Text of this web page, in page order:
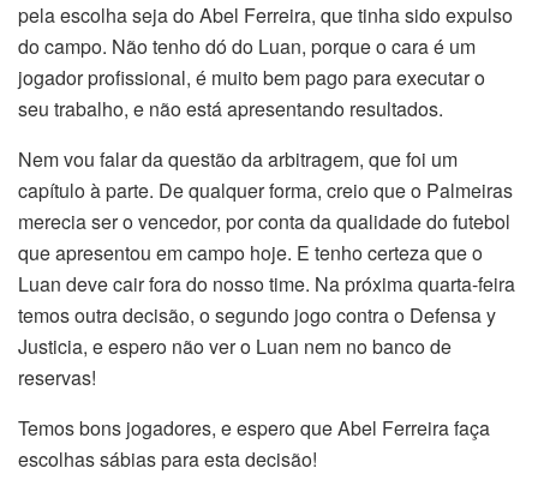
pela escolha seja do Abel Ferreira, que tinha sido expulso
do campo. Não tenho dó do Luan, porque o cara é um
jogador profissional, é muito bem pago para executar o
seu trabalho, e não está apresentando resultados.
Nem vou falar da questão da arbitragem, que foi um
capítulo à parte. De qualquer forma, creio que o Palmeiras
merecia ser o vencedor, por conta da qualidade do futebol
que apresentou em campo hoje. E tenho certeza que o
Luan deve cair fora do nosso time. Na próxima quarta-feira
temos outra decisão, o segundo jogo contra o Defensa y
Justicia, e espero não ver o Luan nem no banco de
reservas!
Temos bons jogadores, e espero que Abel Ferreira faça
escolhas sábias para esta decisão!